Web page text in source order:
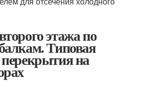
этажа по
Типовая
на